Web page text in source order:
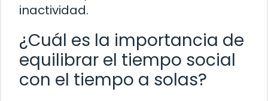
inactividad.
¿Cuál es la importancia de
equilibrar el tiempo social
con el tiempo a solas?